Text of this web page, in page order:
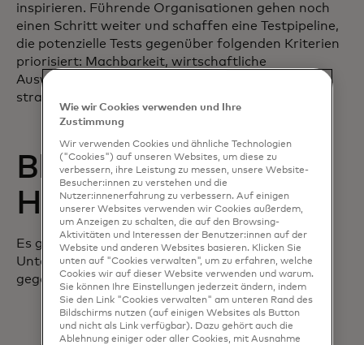
inspirieren. Führende Organisationen gehen noch
einen Schritt weiter und schaffen eine Testpipeline,
die potenzielle Tests gegenüber folgenden Kriterien
priorisiert: Machbarkeit, wirtschaftliche
Auswirkungen, entscheidungsorientierte und
strategische Passung.
Blocker und
Herausforderungen
Es gibt einige Herausforderungen, denen
Unternehmen im Geschäftsexperimentierprozess
gegenüberstehen:
Wie wir Cookies verwenden und Ihre
Zustimmung
Wir verwenden Cookies und ähnliche Technologien
("Cookies") auf unseren Websites, um diese zu
verbessern, ihre Leistung zu messen, unsere Website-
Besucher:innen zu verstehen und die
Nutzer:innenerfahrung zu verbessern. Auf einigen
unserer Websites verwenden wir Cookies außerdem,
um Anzeigen zu schalten, die auf den Browsing-
Aktivitäten und Interessen der Benutzer:innen auf der
Website und anderen Websites basieren. Klicken Sie
unten auf "Cookies verwalten", um zu erfahren, welche
Cookies wir auf dieser Website verwenden und warum.
Sie können Ihre Einstellungen jederzeit ändern, indem
Sie den Link "Cookies verwalten" am unteren Rand des
Bildschirms nutzen (auf einigen Websites als Button
und nicht als Link verfügbar). Dazu gehört auch die
Ablehnung einiger oder aller Cookies, mit Ausnahme